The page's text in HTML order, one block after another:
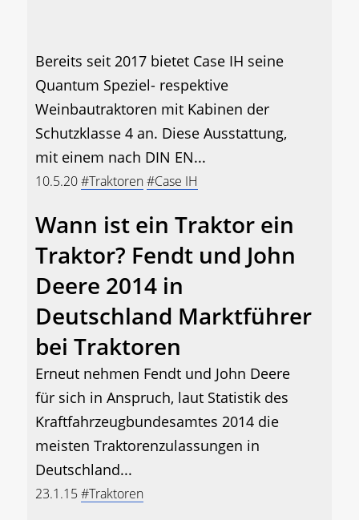
Bereits seit 2017 bietet Case IH seine
Quantum Speziel- respektive
Weinbautraktoren mit Kabinen der
Schutzklasse 4 an. Diese Ausstattung,
mit einem nach DIN EN...
10.5.20#Traktoren#Case IH
Wann ist ein Traktor ein
Traktor? Fendt und John
Deere 2014 in
Deutschland Marktführer
bei Traktoren
Erneut nehmen Fendt und John Deere
für sich in Anspruch, laut Statistik des
Kraftfahrzeugbundesamtes 2014 die
meisten Traktorenzulassungen in
Deutschland...
23.1.15#Traktoren